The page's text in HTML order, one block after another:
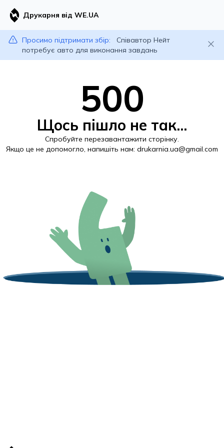
Друкарня від WE.UA
Просимо підтримати збір:
Співавтор Нейт
потребує авто для виконання завдань
500
Щось пішло не так...
Спробуйте перезавантажити сторінку.
Якщо це не допомогло, напишіть нам: drukarnia.ua@gmail.com